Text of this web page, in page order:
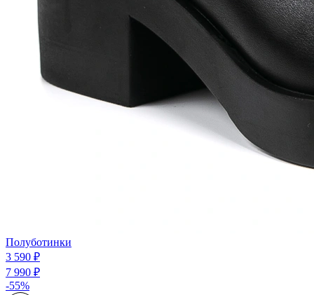
Полуботинки
3 590 ₽
7 990 ₽
-55%